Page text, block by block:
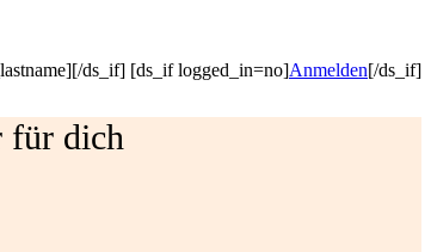
ds_if] [ds_if logged_in=no]Anmelden[/ds_if]
für dich